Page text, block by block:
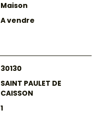
Maison
A vendre
30130
SAINT PAULET DE
CAISSON
1